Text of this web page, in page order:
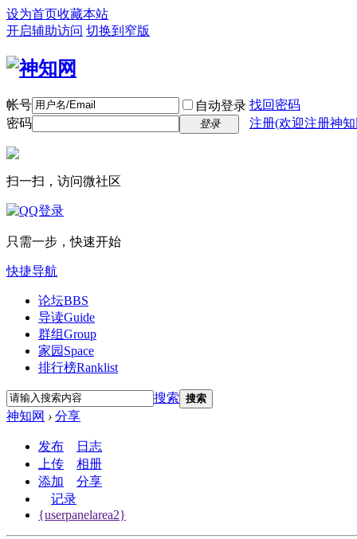
设为首页收藏本站
开启辅助访问 切换到窄版
帐号 自动登录 找回密码
密码
登录 注册(欢迎注册神
扫一扫，访问微社区
只需一步，快速开始
快捷导航
论坛BBS
导读Guide
群组Group
家园 Space
排行榜Ranklist
搜索 搜索
神知网 › 分享
发布
日志
上传
相册
添加
分享
记录
{userpanelarea2}